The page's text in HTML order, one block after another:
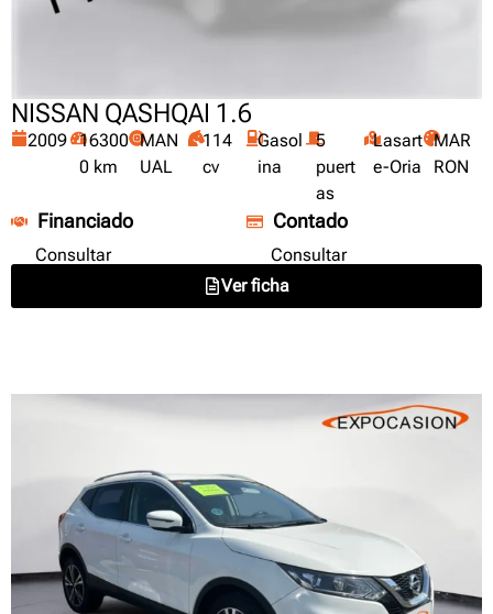
NISSAN QASHQAI 1.6
2009 16300
0 km
MAN
UAL
114
cv
Gasol
ina
5
puert
as
Lasart
e-Oria
MAR
RON
Financiado
Consultar
Contado
Consultar
Ver ficha